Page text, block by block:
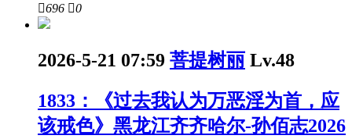
696 0
2026-5-21 07:59 菩提树丽 Lv.48
1833：《过去我认为万恶淫为首，应
该戒色》黑龙江齐齐哈尔-孙佰志2026